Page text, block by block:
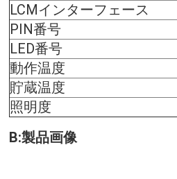
LCMインターフェース
PIN番号
LED番号
動作温度
貯蔵温度
照明度
B:製品画像